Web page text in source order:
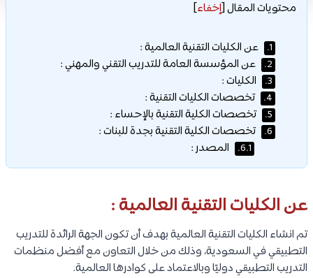
محتويات المقال[إخفاء]
1. عن الكليات التقنية العالمية :
2. عن المؤسسة العامة للتدريب التقني والمهني :
3. الكليات :
4. تخصصات الكليات التقنية :
5. تخصصات الكلية التقنية بالإحساء :
6. تخصصات الكلية التقنية بجدة للبنات :
6.1. المصدر :
عن الكليات التقنية العالمية :
تم انشاء الكليات التقنية العالمية بهدف أن تكون الجهة الرائدة للتدريب
التطبيقي في السعودية، وذلك من خلال التعاون مع أفضل منظمات
التدريب التطبيقي دوليًا وبالاعتماد على كوادرها العالمية.